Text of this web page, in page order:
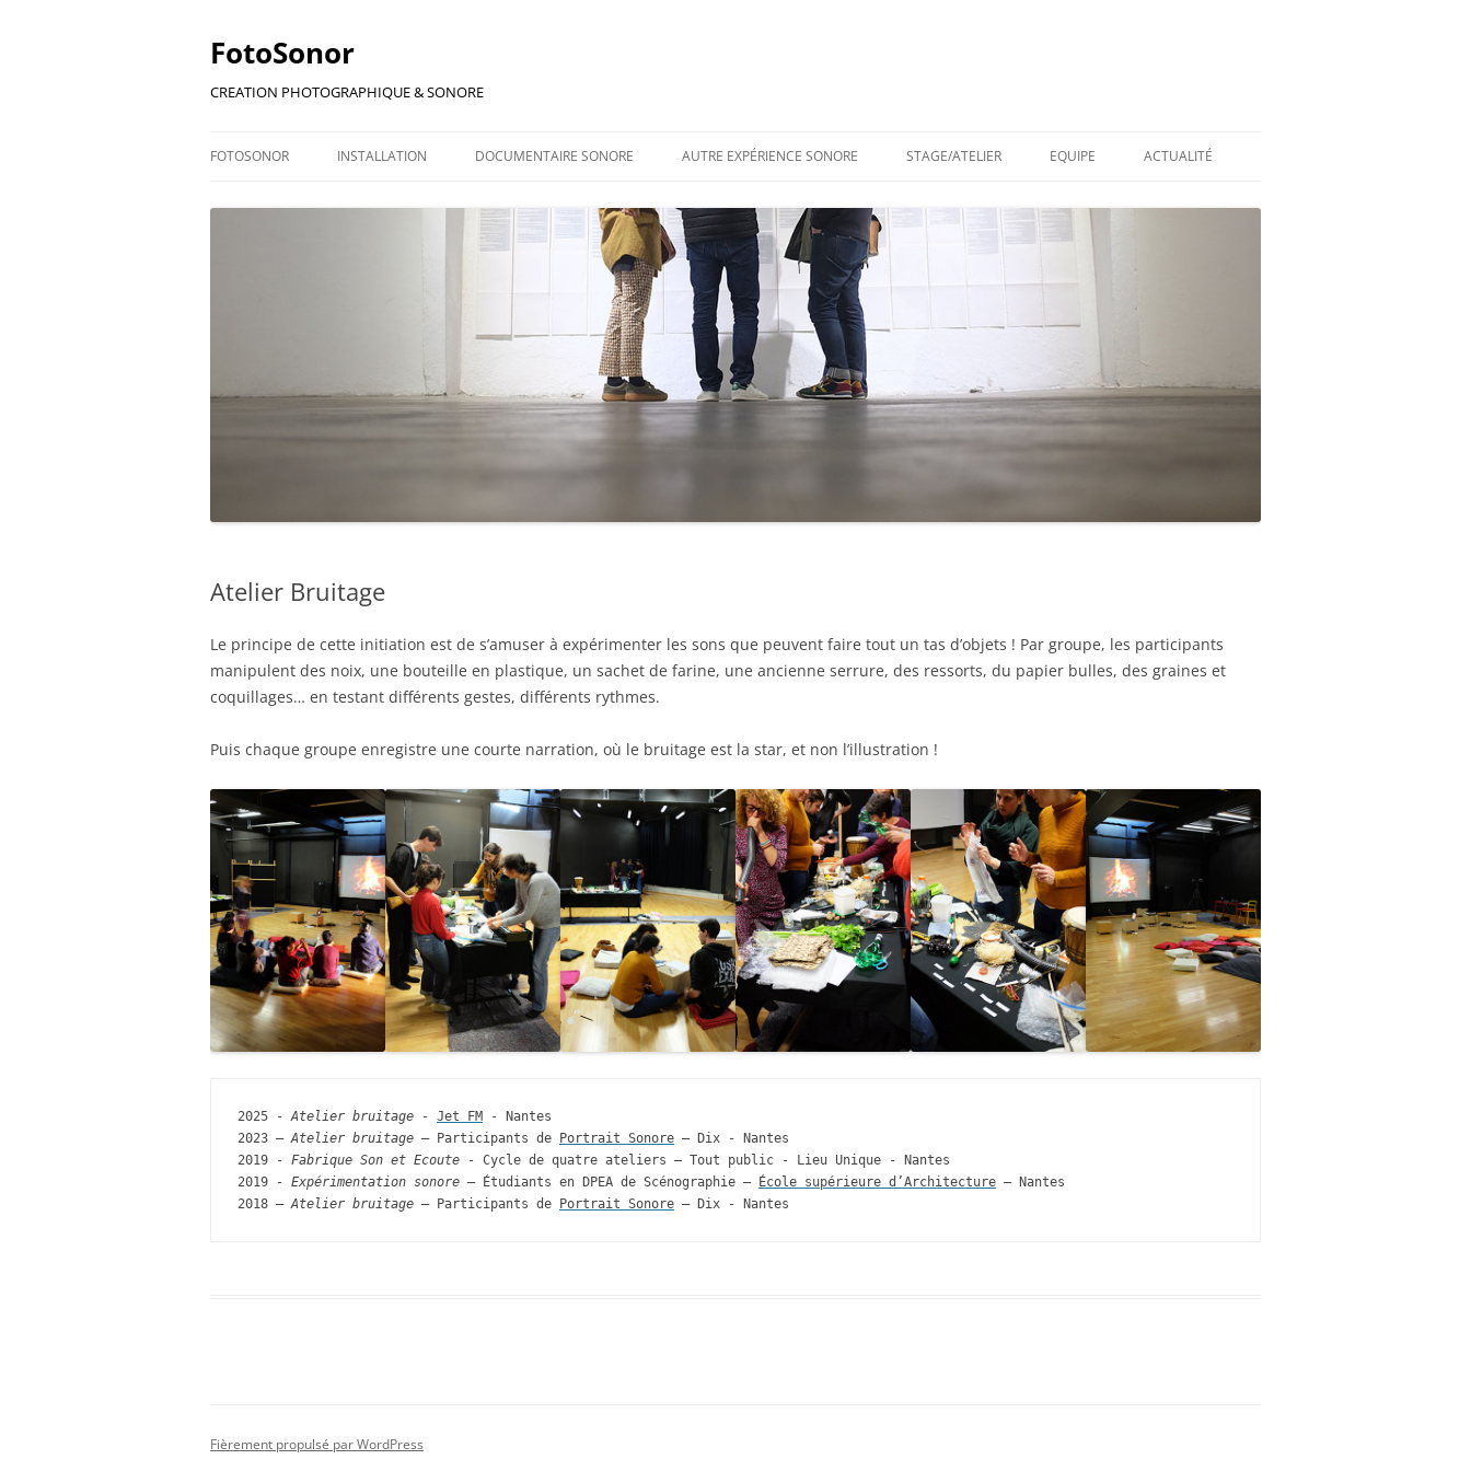
FotoSonor
CREATION PHOTOGRAPHIQUE & SONORE
FOTOSONOR INSTALLATION DOCUMENTAIRE SONORE AUTRE EXPÉRIENCE SONORE STAGE/ATELIER EQUIPE ACTUALITÉ
Atelier Bruitage
Le principe de cette initiation est de s’amuser à expérimenter les sons que peuvent faire tout un tas d’objets ! Par groupe, les participants
manipulent des noix, une bouteille en plastique, un sachet de farine, une ancienne serrure, des ressorts, du papier bulles, des graines et
coquillages… en testant différents gestes, différents rythmes.
Puis chaque groupe enregistre une courte narration, où le bruitage est la star, et non l’illustration !
2025 - Atelier bruitage - Jet FM - Nantes
2023 – Atelier bruitage – Participants de Portrait Sonore – Dix - Nantes
2019 - Fabrique Son et Ecoute - Cycle de quatre ateliers – Tout public - Lieu Unique - Nantes
2019 - Expérimentation sonore – Étudiants en DPEA de Scénographie – École supérieure d’Architecture – Nantes
2018 – Atelier bruitage – Participants de Portrait Sonore – Dix - Nantes
Fièrement propulsé par WordPress